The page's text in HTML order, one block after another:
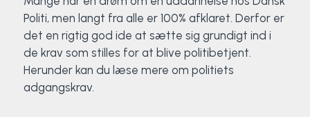
Politi, men langt fra alle er 100% afklaret. Derfor er
det en rigtig god ide at sætte sig grundigt ind i
de krav som stilles for at blive politibetjent.
Herunder kan du læse mere om politiets
adgangskrav.
Klatring
Løb